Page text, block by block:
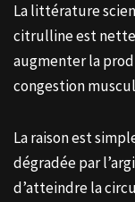
La littérature
citrulline est
augmenter la
congestion
La raison est
dégradée par
d’atteindre la